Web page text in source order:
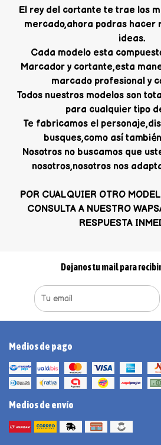
El rey del cortante te trae los
mercado,ahora podras hacer
ideas.
Cada modelo esta
Marcador y cortante,esta
marcado profesional y
Todos nuestros modelos son
para cualquier tipo
Te fabricamos el
busques,como así
Nosotros no buscamos que
nosotros,nosotros nos
POR CUALQUIER OTRO
CONSULTA A NUESTRO
RESPUESTA
Dejanos tu mail para
Medios de pago
Medios de envío